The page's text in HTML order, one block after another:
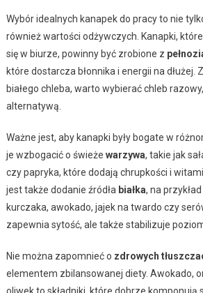
Wybór idealnych kanapek do pracy to nie
również wartości odżywczych. Kanapki,
się w biurze, powinny być zrobione z
które dostarcza błonnika i energii na dłużej.
białego chleba, warto wybierać chleb
alternatywą.
Ważne jest, aby kanapki były bogate w
je wzbogacić o świeże warzywa, takie jak
czy papryka, które dodają chrupkości i
jest także dodanie źródła białka, na
kurczaka, awokado, jajek na twardo czy
zapewnia sytość, ale także stabilizuje
Nie można zapomnieć o zdrowych
elementem zbilansowanej diety. Awokado,